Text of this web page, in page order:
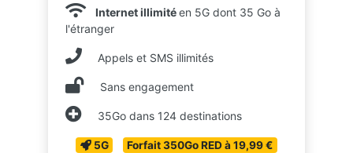
Internet illimitéen 5G dont 35 Go à
l'étranger
Appels et SMS illimités
Sans engagement
35Go dans 124 destinations
5G Forfait 350Go RED à 19,99 €